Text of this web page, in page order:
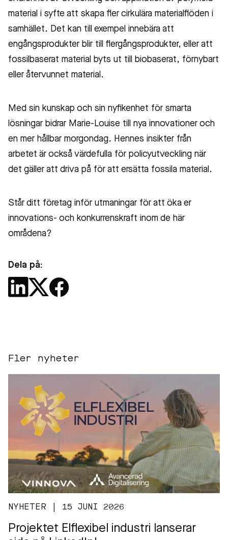
material i syfte att skapa fler cirkulära materialflöden i
samhället. Det kan till exempel innebära att
engångsprodukter blir till flergångsprodukter, eller att
fossilbaserat material byts ut till biobaserat, förnybart
eller återvunnet material.
Med sin kunskap och sin nyfikenhet för smarta
lösningar bidrar Marie-Louise till nya innovationer och
en mer hållbar morgondag. Hennes insikter från
arbetet är också värdefulla för policyutveckling när
det gäller att driva på för att ersätta fossila material.
Står ditt företag inför utmaningar för att öka er
innovations- och konkurrenskraft inom de här
områdena?
Dela på:
Fler nyheter
NYHETER | 15 JUNI 2026
Projektet Elflexibel industri lanserar